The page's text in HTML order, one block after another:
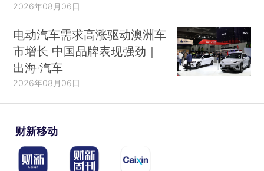
2026年08月06日
电动汽车需求高涨驱动澳洲车
市增长 中国品牌表现强劲｜
出海·汽车
2026年08月06日
财新移动